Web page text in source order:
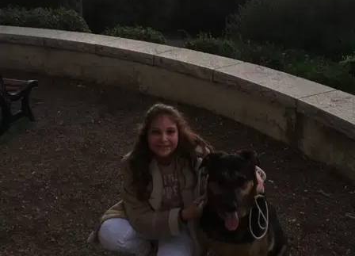
🔥Jour le plus difficile :
, 37 °C. Promenez-les
uniquement tôt le matin et au crépuscule ; évitez complètement le
milieu de la journée (12 h–19 h). Testez l’asphalte avec le dos de la
main : si vous ne pouvez pas la laisser 5 secondes, cela brûle leurs
coussinets. Eau fraîche en permanence et surveillance accrue des
races brachycéphales, des chiots et des chiens âgés.
Ven
☀️
27
Chaud
Sam
8
°
26°
Chaud
Dim 9